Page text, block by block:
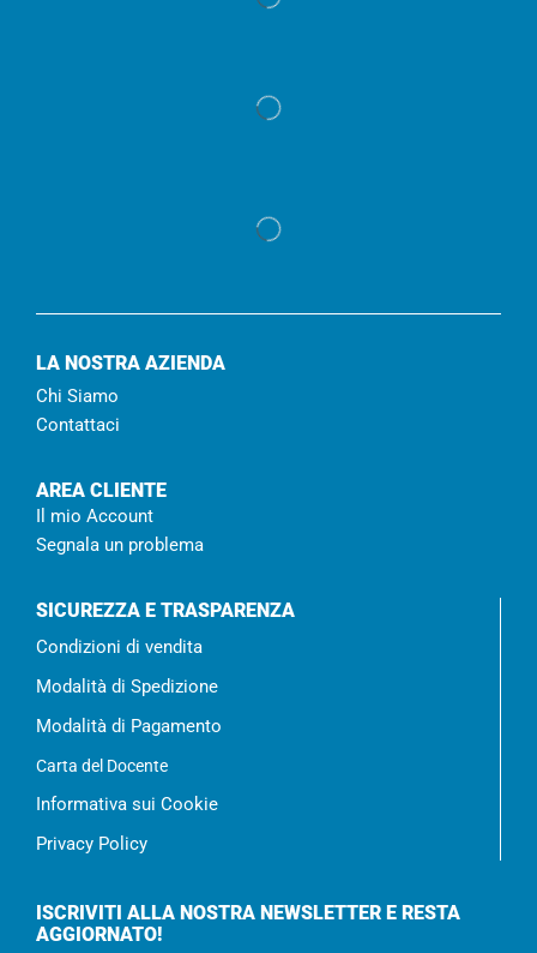
LA NOSTRA AZIENDA
Chi Siamo
Contattaci
AREA CLIENTE
Il mio Account
Segnala un problema
SICUREZZA E TRASPARENZA
Condizioni di vendita
Modalità di Spedizione
Modalità di Pagamento
Carta del Docente
Informativa sui Cookie
Privacy Policy
ISCRIVITI ALLA NOSTRA NEWSLETTER E RESTA
AGGIORNATO!